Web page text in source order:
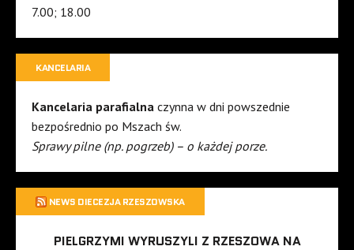
7.00; 18.00
KANCELARIA
Kancelaria parafialna czynna w dni powszednie
bezpośrednio po Mszach św.
Sprawy pilne (np. pogrzeb) – o każdej porze.
NEWS DIECEZJA RZESZOWSKA
PIELGRZYMI WYRUSZYLI Z RZESZOWA NA